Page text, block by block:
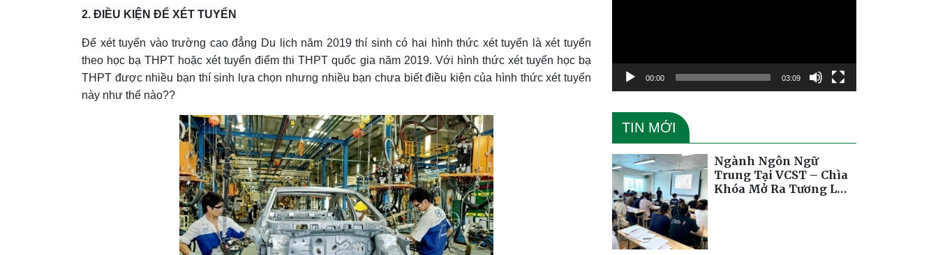
2. ĐIỀU KIỆN ĐỂ XÉT TUYỂN
Để xét tuyển vào trường cao đẳng Du lịch năm 2019 thí sinh có hai hình thức xét tuyển là xét tuyển
theo học bạ THPT hoặc xét tuyển điểm thi THPT quốc gia năm 2019. Với hình thức xét tuyển học bạ
THPT được nhiều bạn thí sinh lựa chọn nhưng nhiều bạn chưa biết điều kiện của hình thức xét tuyển
này như thế nào??
00:00 03:09
TIN MỚI
Ngành Ngôn Ngữ
Trung Tại VCST – Chìa
Khóa Mở Ra Tương Lai